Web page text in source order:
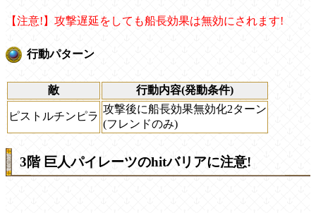
【注意!】攻撃遅延をしても船長効果は無効にされます!
行動パターン
敵 行動内容(発動条件)
ピストルチンピラ
攻撃後に船長効果無効化2ターン
(フレンドのみ)
3階 巨人パイレーツのhitバリアに注意!